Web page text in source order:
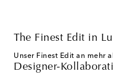
The Finest Edit in
Unser Finest Edit an mehr
Designer-